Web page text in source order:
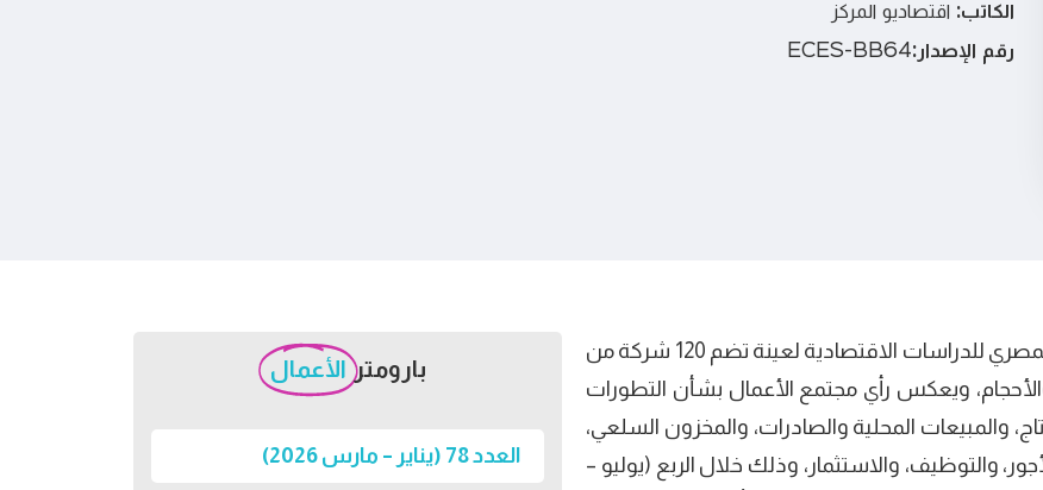
الكاتب: اقتصاديو المركز
رقم الإصدار:ECES-BB64
يستعرض هذا التقرير تقييما دوريا يقوم به المركز المصري للدراسات الاقتصادية لعينة تضم 120 شركة من
ويعكس رأي مجتمع الأعمال بشأن التطورات
والمبيعات المحلية والصادرات، والمخزون السلعي،
والتوظيف، والاستثمار، وذلك خلال الربع (يوليو –
بارومتر الأعمال
العدد 78 (يناير – مارس 2026)